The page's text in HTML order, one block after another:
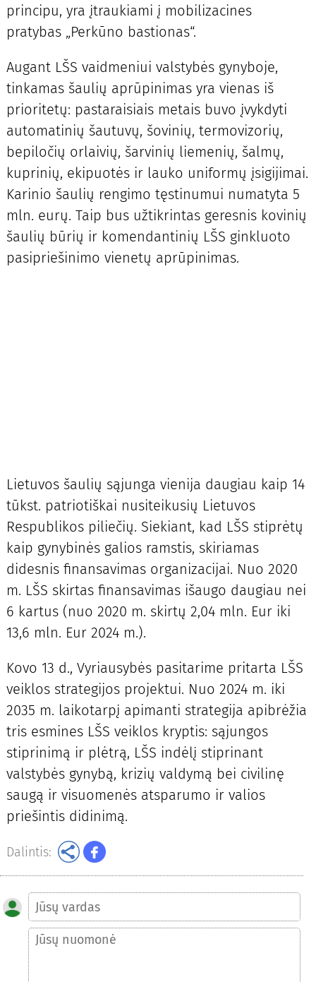
principu, yra įtraukiami į mobilizacines
pratybas „Perkūno bastionas“.
Augant LŠS vaidmeniui valstybės gynyboje,
tinkamas šaulių aprūpinimas yra vienas iš
prioritetų: pastaraisiais metais buvo įvykdyti
automatinių šautuvų, šovinių, termovizorių,
bepiločių orlaivių, šarvinių liemenių, šalmų,
kuprinių, ekipuotės ir lauko uniformų įsigijimai.
Karinio šaulių rengimo tęstinumui numatyta 5
mln. eurų. Taip bus užtikrintas geresnis kovinių
šaulių būrių ir komendantinių LŠS ginkluoto
pasipriešinimo vienetų aprūpinimas.
Lietuvos šaulių sąjunga vienija daugiau kaip 14
tūkst. patriotiškai nusiteikusių Lietuvos
Respublikos piliečių. Siekiant, kad LŠS stiprėtų
kaip gynybinės galios ramstis, skiriamas
didesnis finansavimas organizacijai. Nuo 2020
m. LŠS skirtas finansavimas išaugo daugiau nei
6 kartus (nuo 2020 m. skirtų 2,04 mln. Eur iki
13,6 mln. Eur 2024 m.).
Kovo 13 d., Vyriausybės pasitarime pritarta LŠS
veiklos strategijos projektui. Nuo 2024 m. iki
2035 m. laikotarpį apimanti strategija apibrėžia
tris esmines LŠS veiklos kryptis: sąjungos
stiprinimą ir plėtrą, LŠS indėlį stiprinant
valstybės gynybą, krizių valdymą bei civilinę
saugą ir visuomenės atsparumo ir valios
priešintis didinimą.
Dalintis: